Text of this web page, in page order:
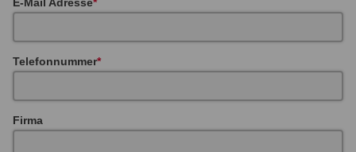
Telefonnummer
Firma